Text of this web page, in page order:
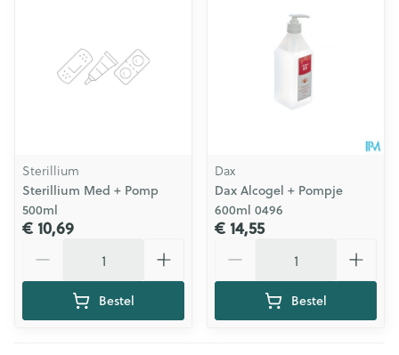
Sterillium
Sterillium Med + Pomp
500ml
€ 10,69
Bestel
Dax
Dax Alcogel + Pompje
600ml 0496
€ 14,55
Bestel